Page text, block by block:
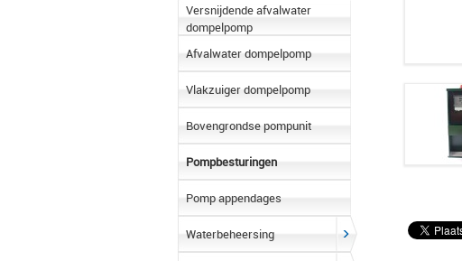
Versnijdende afvalwater
dompelpomp
Afvalwater dompelpomp
Vlakzuiger dompelpomp
Bovengrondse pompunit
Pompbesturingen
Pomp appendages
Waterbeheersing